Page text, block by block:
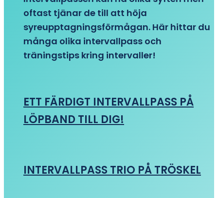
oftast tjänar de till att höja
syreupptagningsförmågan. Här hittar du
många olika intervallpass och
träningstips kring intervaller!
ETT FÄRDIGT INTERVALLPASS PÅ
LÖPBAND TILL DIG!
INTERVALLPASS TRIO PÅ TRÖSKEL